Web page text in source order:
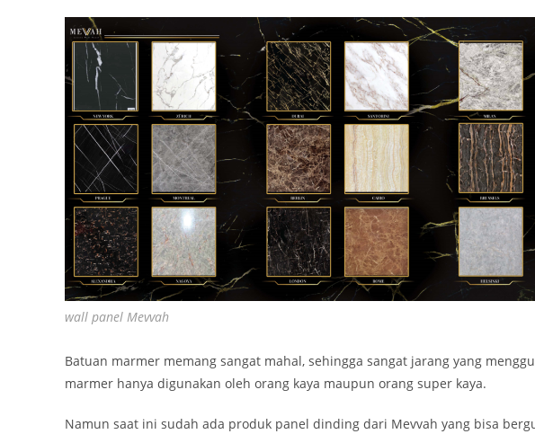
wall panel Mevvah
Batuan marmer memang sangat mahal, sehingga sangat jarang yang
marmer hanya digunakan oleh orang kaya maupun orang super kaya.
Namun saat ini sudah ada produk panel dinding dari Mevvah yang bisa